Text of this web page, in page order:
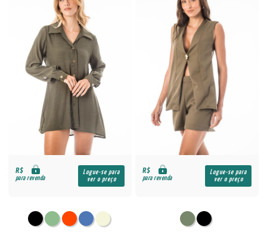
R$
para revenda
Logue-se para
ver o preço
R$
para revenda
Logue-se para
ver o preço